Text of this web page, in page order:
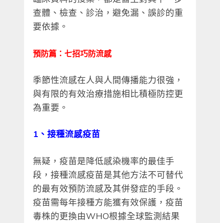
查體、檢查、診治，避免漏、誤診的重
要依據。
預防篇：七招巧防流感
季節性流感在人與人間傳播能力很強，
與有限的有效治療措施相比積極防控更
為重要。
1、接種流感疫苗
無疑，疫苗是降低感染機率的最佳手
段，接種流感疫苗是其他方法不可替代
的最有效預防流感及其併發症的手段。
疫苗需每年接種方能獲有效保護，疫苗
毒株的更換由WHO根據全球監測結果